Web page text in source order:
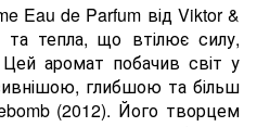
Eau de Parfum від Viktor &
тепла, що втілює силу,
аромат побачив світ у
глибшою та більш
(2012). Його творцем